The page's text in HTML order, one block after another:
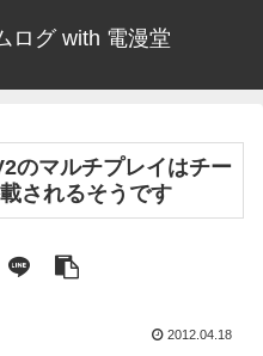
ログ with 電漫堂
のマルチプレイはチー
されるそうです
2012.04.18